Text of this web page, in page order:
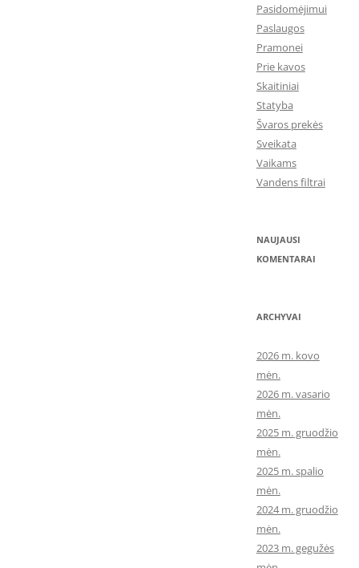
Pasidomėjimui
Paslaugos
Pramonei
Prie kavos
Skaitiniai
Statyba
Švaros prekės
Sveikata
Vaikams
Vandens filtrai
NAUJAUSI
KOMENTARAI
ARCHYVAI
2026 m. kovo
mėn.
2026 m. vasario
mėn.
2025 m. gruodžio
mėn.
2025 m. spalio
mėn.
2024 m. gruodžio
mėn.
2023 m. gegužės